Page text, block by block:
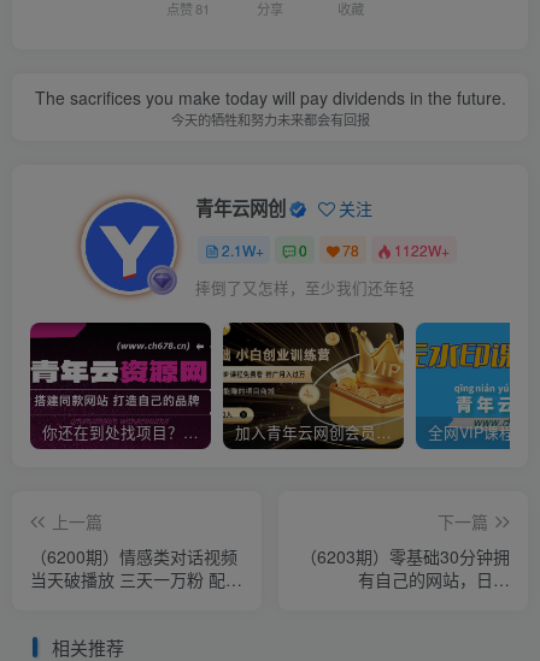
点赞81 分享 收藏
The sacrifices you make today will pay dividends in the future.
今天的牺牲和努力未来都会有回报
青年云网创 关注
2.1W+ 0 78 1122W+
摔倒了又怎样，至少我们还年轻
你还在到处找项目？还在当韭菜？我靠卖项目一个月收入5万+，曾经我也是个失败者。 加入青年云网创会员，全站资源免费学习。加入高级合伙人，推广日入1000+
上一篇
（6200期）情感类对话视频
当天破播放 三天一万粉 配合
下一篇
（6203期）零基础30分钟拥
有自己的网站，日赚
相关推荐